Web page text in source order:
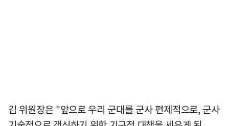
김 위원장은 "앞으로 우리 군대를 군사 편제적으로, 군사